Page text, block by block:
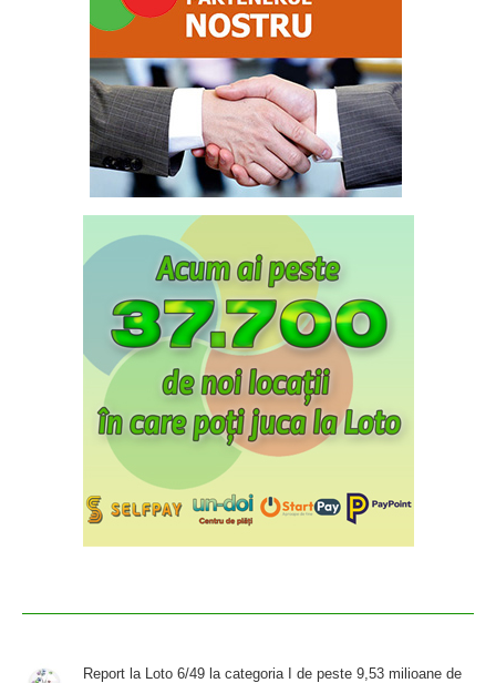
Report la Loto 6/49 la categoria I de peste 9,53 milioane de